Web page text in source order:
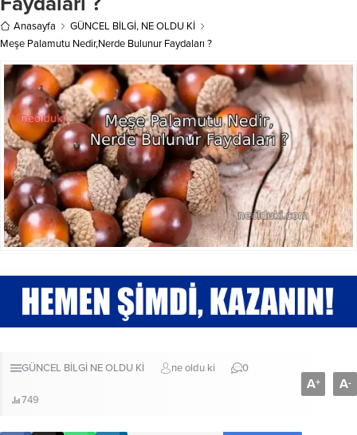
Anasayfa GÜNCEL BİLGİ, NE OLDU Kİ
Meşe Palamutu Nedir,Nerde Bulunur Faydaları ?
GÜNCEL BİLGİ NE OLDU Kİ ne oldu ki 0
749
A+ A-